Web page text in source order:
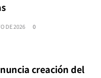
DE 2026 0
creación del